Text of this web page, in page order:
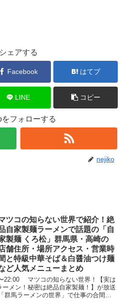
シェアする
Facebook はてブ
LINE コピー
フォローする
nejiko
ツコの知らない世界で紹介！絶
自家製麺ラーメンで話題の「自
製麺 くろ松」群馬県・高崎の
舗住所・場所アクセス・営業時
と特級中華そば＆白醤油つけ麺
ど人気メニューまとめ
22:00 マツコの知らない世界！【実は
メン！秘密は絶品自家製麺！】が放送
馬ラーメンの世界」で仕事の合間に